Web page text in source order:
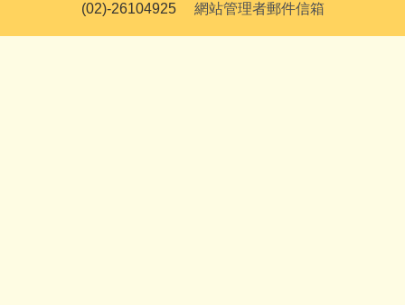
預決算書公告
(02)-26104925
網站管理者郵件信箱